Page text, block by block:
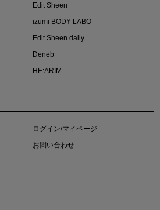
Edit Sheen
izumi BODY LABO
Edit Sheen daily
Deneb
HE:ARIM
ログイン/マイページ
お問い合わせ